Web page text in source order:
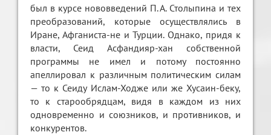
был в курсе нововведений П. А. Столыпина и тех
преобразований, которые осуществлялись в
Иране, Афганиста-не и Турции. Однако, придя к
власти, Сеид Асфандияр-хан собственной
программы не имел и потому постоянно
апеллировал к различным политическим силам
— то к Сеиду Ислам-Ходже или же Хусаин-беку,
то к старообрядцам, видя в каждом из них
одновременно и союзников, и противников, и
конкурентов.